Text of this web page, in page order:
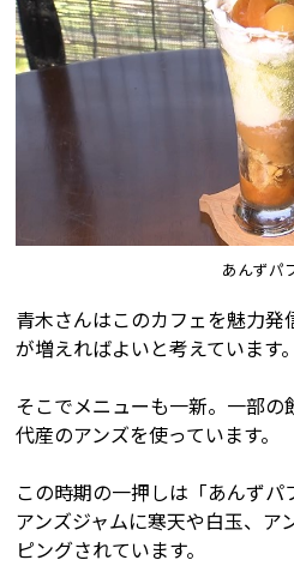
あんずパ
青木さんはこのカフェを魅力
が増えればよいと考えています。
そこでメニューも一新。一部
代産のアンズを使っています。
この時期の一押しは「あんず
アンズジャムに寒天や白玉、ア
ピングされています。